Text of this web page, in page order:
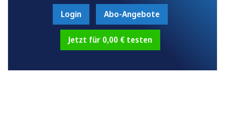
Login Abo-Angebote
Jetzt für 0,00 € testen